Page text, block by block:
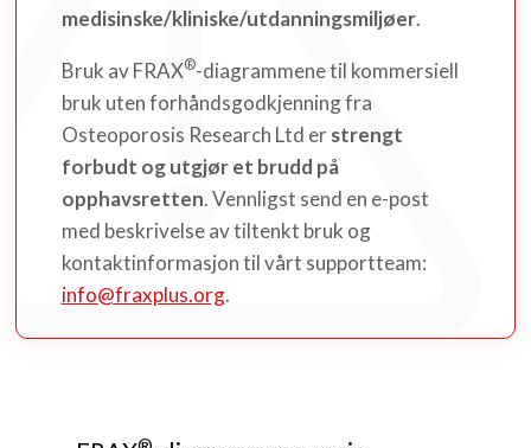
medisinske/kliniske/utdanningsmiljøer.
Bruk av FRAX®-diagrammene til kommersiell
bruk uten forhåndsgodkjenning fra
Osteoporosis Research Ltd erstrengt
forbudt og utgjør et brudd på
opphavsretten. Vennligst send en e-post
med beskrivelse av tiltenkt bruk og
kontaktinformasjon til vårt supportteam:
info@fraxplus.org.